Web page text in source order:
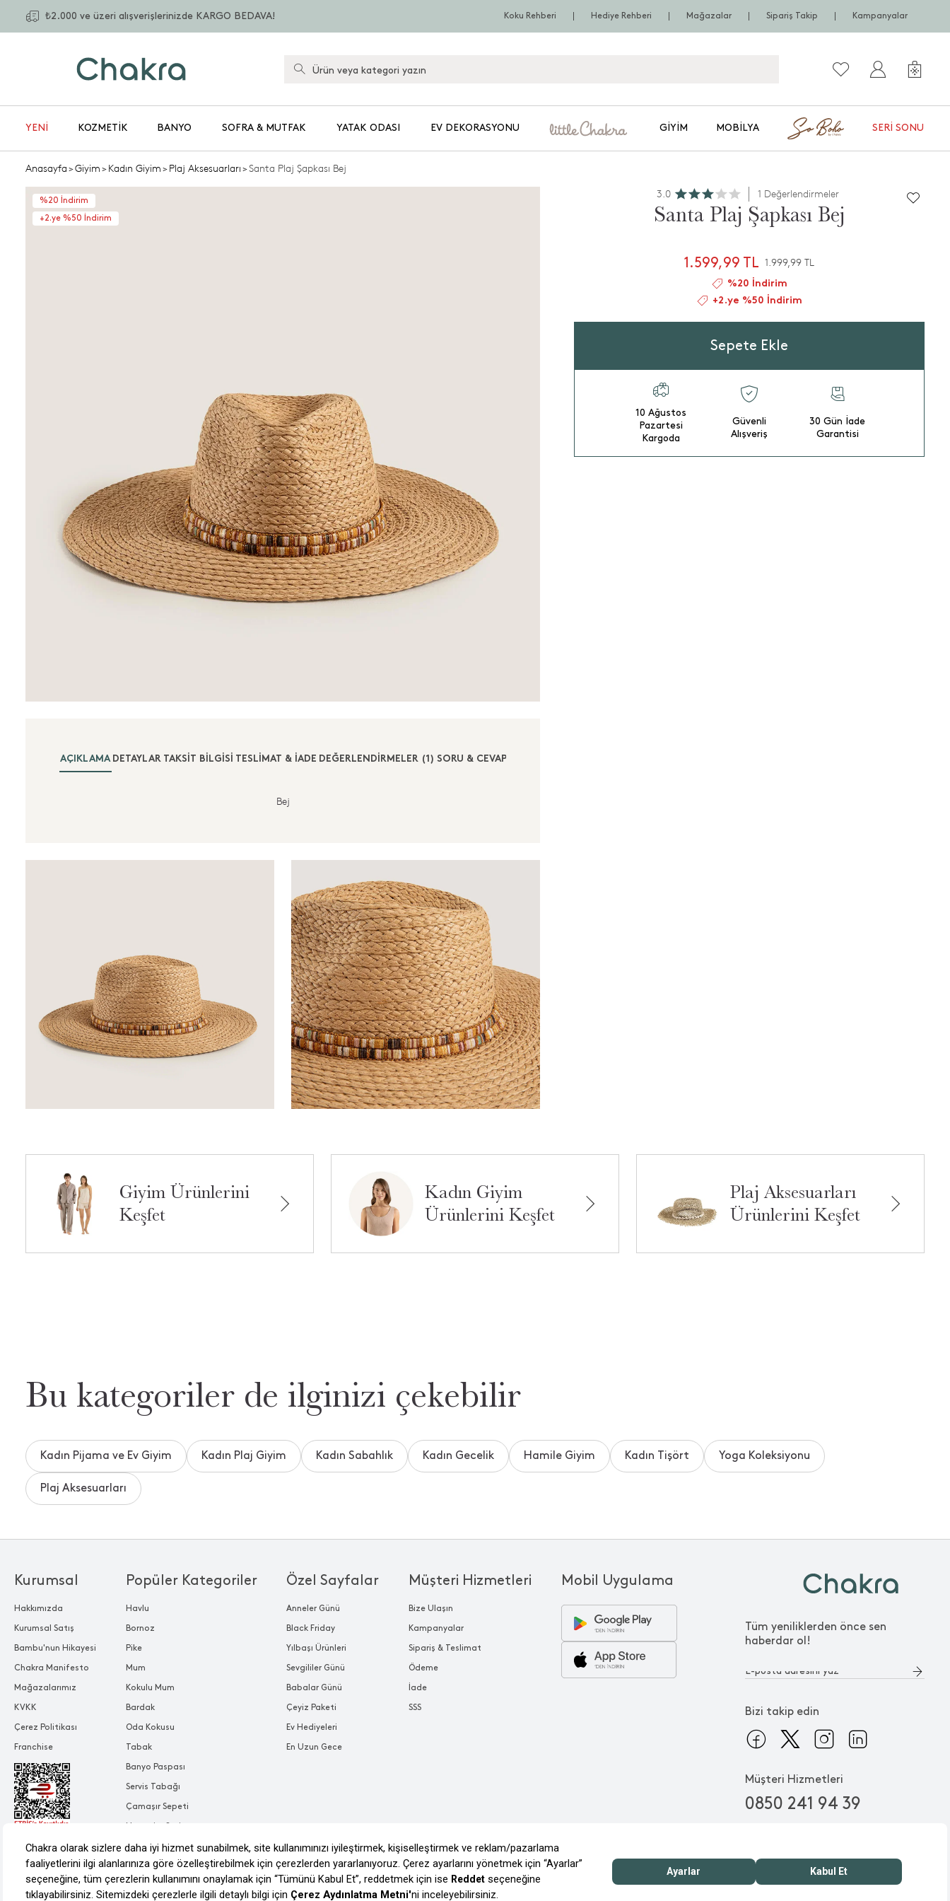
₺2.000 ve üzeri alışverişlerinizde KARGO BEDAVA! Koku Rehberi Hediye Rehberi Mağazalar Sipariş Takip Kampanyalar
YENİ KOZMETIK BANYO SOFRA & MUTFAK YATAK ODASI EV DEKORASYONU GIYIM MOBILYA SERI SONU
Anasayfa>Giyim>Kadın Giyim>Plaj Aksesuarları>Santa Plaj Şapkası Bej
%20 İndirim
+2.ye %50 İndirim
AÇIKLAMA DETAYLAR TAKSIT BILGISI TESLIMAT & İADE DEĞERLENDİRMELER (1) SORU & CEVAP (1)
Bej
3.0 1 Değerlendirmeler
Santa Plaj Şapkası Bej
1.599,99 TL 1.999,99 TL
%20 İndirim
+2.ye %50 İndirim
Sepete Ekle
10 Ağustos
Pazartesi
Kargoda
Güvenli
Alışveriş
30 Gün İade
Garantisi
Giyim Ürünlerini
Keşfet
Kadın Giyim
Ürünlerini Keşfet
Plaj Aksesuarları
Ürünlerini Keşfet
Bu kategoriler de ilginizi çekebilir
Kadın Pijama ve Ev Giyim Kadın Plaj Giyim Kadın Sabahlık Kadın Gecelik Hamile Giyim Kadın Tişört Yoga Koleksiyonu
Plaj Aksesuarları
Tüm yeniliklerden önce sen
haberdar ol!
Bizi takip edin
Müşteri Hizmetleri
0850 241 94 39
Popüler Kategoriler
Havlu
Bornoz
Pike
Mum
Kokulu Mum
Bardak
Oda Kokusu
Tabak
Banyo Paspası
Servis Tabağı
Çamaşır Sepeti
Özel Sayfalar
Anneler Günü
Black Friday
Yılbaşı Ürünleri
Sevgililer Günü
Babalar Günü
Çeyiz Paketi
Ev Hediyeleri
En Uzun Gece
Kurumsal
Hakkımızda
Kurumsal Satış
Bambu'nun Hikayesi
Chakra Manifesto
Mağazalarımız
KVKK
Çerez Politikası
Franchise
Müşteri Hizmetleri
Bize Ulaşın
Kampanyalar
Sipariş & Teslimat
Ödeme
İade
SSS
Mobil Uygulama
© 2026 CHAKRA MAĞAZACILIK TİC. VE A.Ş.